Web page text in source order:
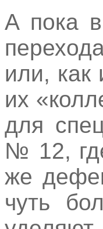
А пока
или, как
их
для
№ 12,
же
чуть